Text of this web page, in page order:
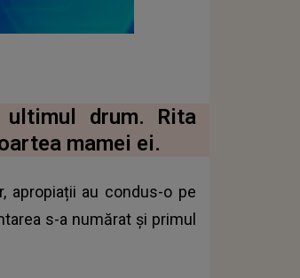
drum. Rita
mamei ei.
apropiații au condus-o pe
s-a numărat și primul